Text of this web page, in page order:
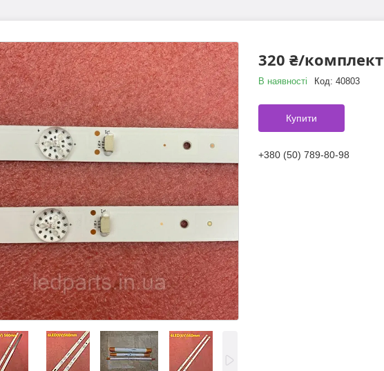
320 ₴/комплект
В наявності Код: 40803
Купити
+380 (50) 789-80-98